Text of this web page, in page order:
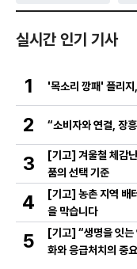
실시간 인기 기사
1 '목소리 깡패' 플리
2 “소비자와 연결, 장
3
[기고] 겨울철 체감
품의 선택 기준
4
[기고] 농촌 지역 배
을 막습니다
5
[기고] “생명을 잇
화와 응급처치의 중